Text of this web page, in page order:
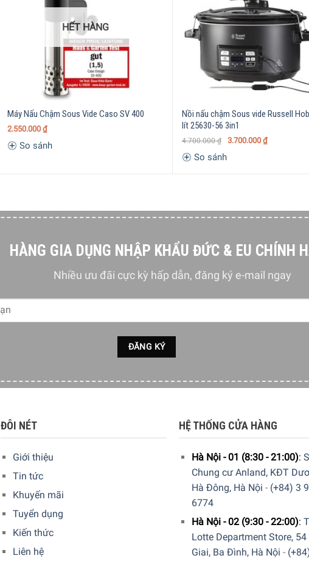
HẾT HÀNG
Máy Nấu Chậm Sous Vide Caso SV 400
2.550.000 ₫
So sánh
Nồi nấu chậm Sous vide Russell
lít 25630-56 3in1
4.700.000₫ 3.700.000 ₫
So sánh
HÀNG GIA DỤNG NHẬP KHẨU ĐỨC & EU CHÍNH
Nhiều ưu đãi cực kỳ hấp dẫn, đăng ký e-mail ngay
ĐÔI NÉT
Giới thiệu
Tin tức
Khuyến mãi
Tuyển dụng
Kiến thức
Liên hệ
HỆ THỐNG CỬA HÀNG
Hà Nội - 01 (8:30 - 21:00):
Chung cư Anland, KĐT
Hà Đông, Hà Nội - (+84) 3
6774
Hà Nội - 02 (9:30 - 22:00):
Lotte Department Store, 54
Giai, Ba Đình, Hà Nội -